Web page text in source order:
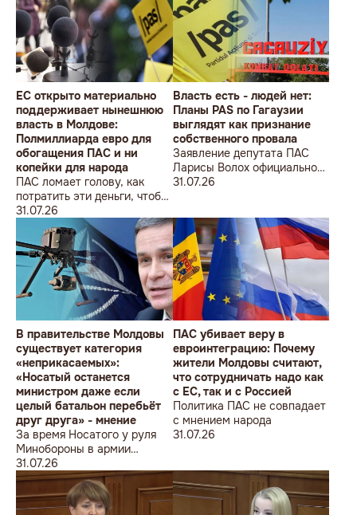
ÎMPOTRIVA MOLDOVEI!
Lecțiile istoriei și provocările
prezentului (la împlinirea a
550 de ani de la bătălia de la
Războieni)
ЕС открыто материально
поддерживает нынешнюю
власть в Молдове:
Полмиллиарда евро для
обогащения ПАС и ни
копейки для народа
ПАС ломает голову, как
потратить эти деньги, чтобы
оппозиция меньше ворчала,
ведь полмиллиарда
незаметно в карман не
положишь
31.07.26
Власть есть - людей нет:
Планы PAS по Гагаузии
выглядят как признание
собственного провала
Заявление депутата ПАС
Ларисы Волох официально
подтвердило провал
Молдовы
31.07.26
В правительстве Молдовы
существует категория
«неприкасаемых»:
«Носатый останется
министром даже если
целый батальон перебьёт
друг друга» - мнение
За время Носатого у руля
Минобороны в армии
погибли 9 человек в мирное
время, включая
несовершеннолетнего
юношу
31.07.26
ПАС убивает веру в
евроинтеграцию: Почему
жители Молдовы считают,
что сотрудничать надо как
с ЕС, так и с Россией
Политика ПАС не совпадает
с мнением народа
31.07.26